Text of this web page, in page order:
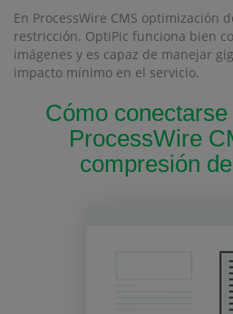
En ProcessWire CMS optimización
restricción. OptiPic funciona bien
imágenes y es capaz de manejar
impacto mínimo en el servicio.
Cómo
ProcessWire
compresión